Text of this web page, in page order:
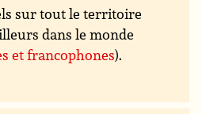
sur tout le territoire
dans le monde
et francophones).